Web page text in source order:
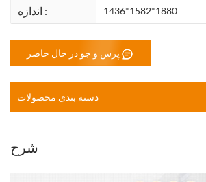
اندازه : 1436*1582*1880
پرس و جو در حال حاضر
دسته بندی محصولات
شرح